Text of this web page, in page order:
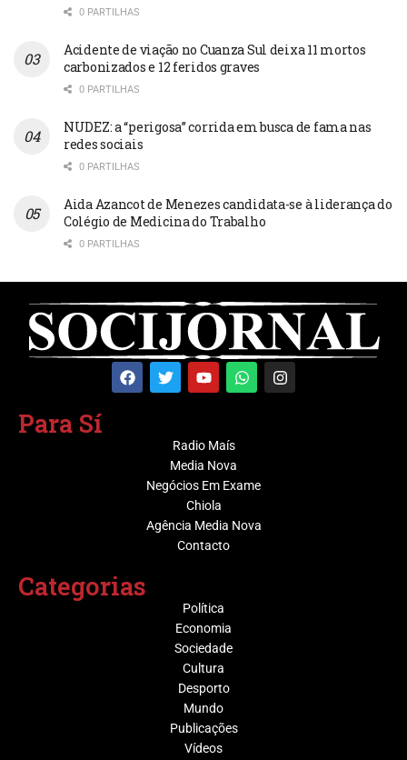
0 PARTILHAS
Acidente de viação no Cuanza Sul deixa 11 mortos
carbonizados e 12 feridos graves
0 PARTILHAS
NUDEZ: a “perigosa” corrida em busca de fama nas
redes sociais
0 PARTILHAS
Aida Azancot de Menezes candidata-se à liderança do
Colégio de Medicina do Trabalho
0 PARTILHAS
Para Sí
Radio Maís
Media Nova
Negócios Em Exame
Chiola
Agência Media Nova
Contacto
Categorias
Política
Economia
Sociedade
Cultura
Desporto
Mundo
Publicações
Vídeos